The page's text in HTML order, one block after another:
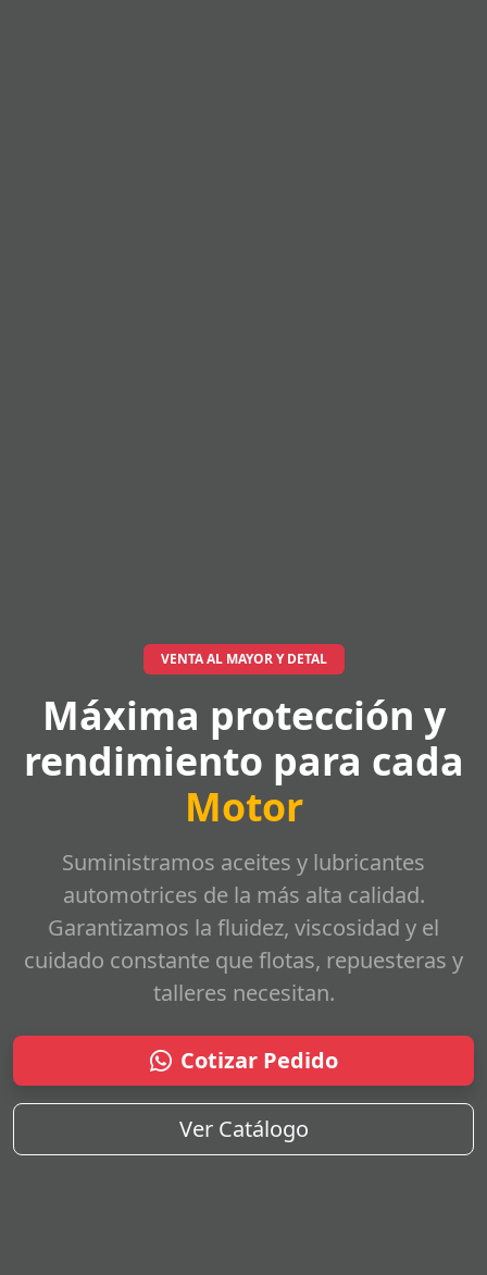
VENTA AL MAYOR Y DETAL
Máxima protección y
rendimiento para cada
Motor
Suministramos aceites y lubricantes
automotrices de la más alta calidad.
Garantizamos la fluidez, viscosidad y el
cuidado constante que flotas, repuesteras y
talleres necesitan.
Cotizar Pedido
Ver Catálogo